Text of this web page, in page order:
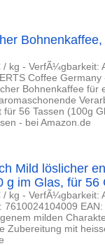
kg - VerfÃ¼gbarkeit:
Coffee
Bohnenkaffee für
für 56 Tassen (100g
- bei Amazon.de
Mild löslicher
g im Glas, für 56
kg - VerfÃ¼gbarkeit:
7610024104009
milden
Zubereitung mit